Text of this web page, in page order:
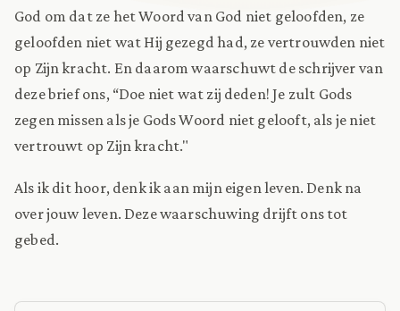
God om dat ze het Woord van God niet geloofden, ze
geloofden niet wat Hij gezegd had, ze vertrouwden niet
op Zijn kracht. En daarom waarschuwt de schrijver van
deze brief ons, “Doe niet wat zij deden! Je zult Gods
zegen missen als je Gods Woord niet gelooft, als je niet
vertrouwt op Zijn kracht."
Als ik dit hoor, denk ik aan mijn eigen leven. Denk na
over jouw leven. Deze waarschuwing drijft ons tot
gebed.